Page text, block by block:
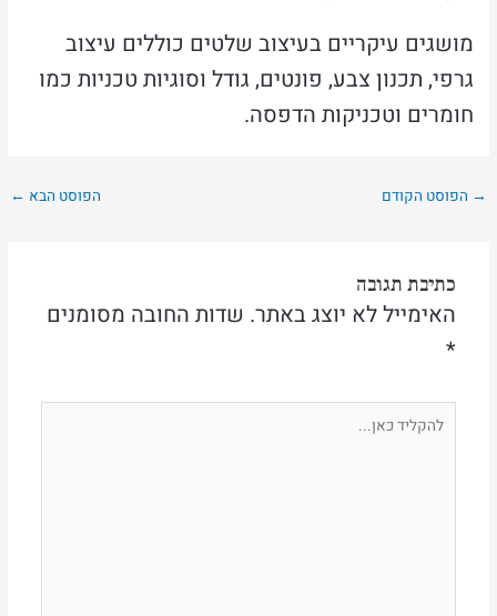
מושגים עיקריים בעיצוב שלטים כוללים עיצוב
גרפי, תכנון צבע, פונטים, גודל וסוגיות טכניות כמו
חומרים וטכניקות הדפסה.
→ הפוסט הקודם הפוסט הבא ←
כתיבת תגובה
האימייל לא יוצג באתר. שדות החובה מסומנים
*
כאן...